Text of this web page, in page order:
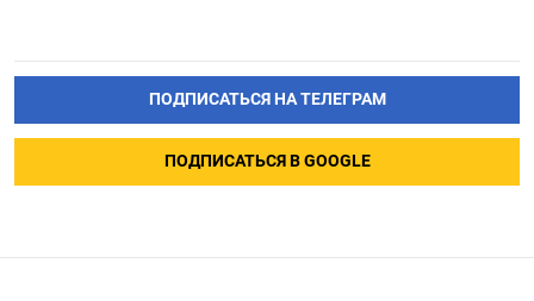
ПОДПИСАТЬСЯ НА ТЕЛЕГРАМ
ПОДПИСАТЬСЯ В GOOGLE